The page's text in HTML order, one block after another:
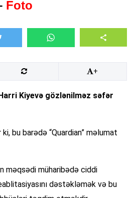
Foto
+
Kiyevə gözlənilməz səfər
bu barədə “Quardian” məlumat
məqsədi müharibədə ciddi
dəstəkləmək və bu